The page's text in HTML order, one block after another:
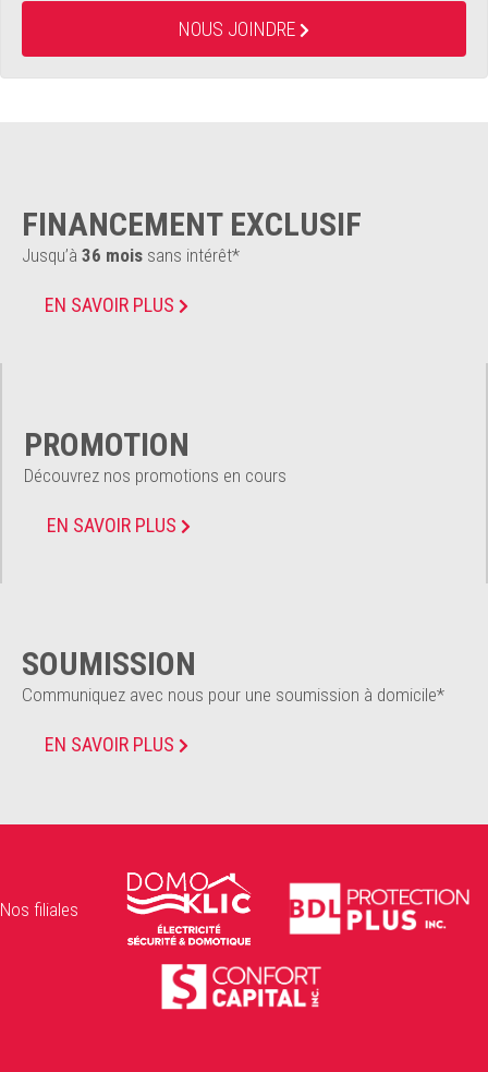
NOUS JOINDRE
FINANCEMENT EXCLUSIF
Jusqu’à 36 mois sans intérêt*
EN SAVOIR PLUS
PROMOTION
Découvrez nos promotions en cours
EN SAVOIR PLUS
SOUMISSION
Communiquez avec nous pour une soumission à domicile*
EN SAVOIR PLUS
Nos filiales